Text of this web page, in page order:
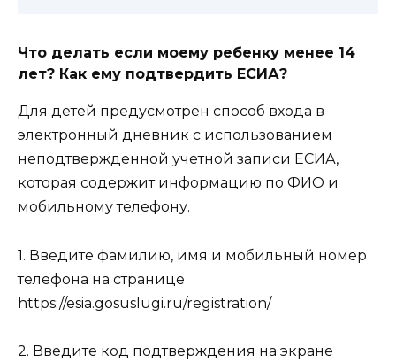
Что делать если моему ребенку менее 14
лет? Как ему подтвердить ЕСИА?
Для детей предусмотрен способ входа в
электронный дневник с использованием
неподтвержденной учетной записи ЕСИА,
которая содержит информацию по ФИО и
мобильному телефону.
1. Введите фамилию, имя и мобильный номер
телефона на странице
https://esia.gosuslugi.ru/registration/
2. Введите код подтверждения на экране